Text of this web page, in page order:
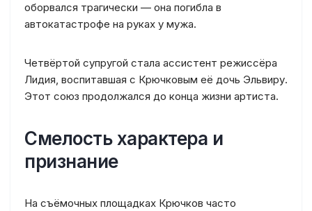
оборвался трагически — она погибла в
автокатастрофе на руках у мужа.
Четвёртой супругой стала ассистент режиссёра
Лидия, воспитавшая с Крючковым её дочь Эльвиру.
Этот союз продолжался до конца жизни артиста.
Смелость характера и
признание
На съёмочных площадках Крючков часто